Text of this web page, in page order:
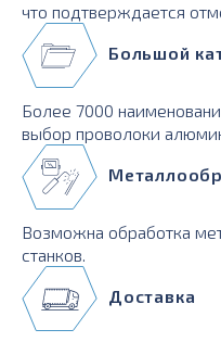
что подтверждается
Большой
Более 7000
выбор проволоки
Возможна обработка
станков.
Доставка